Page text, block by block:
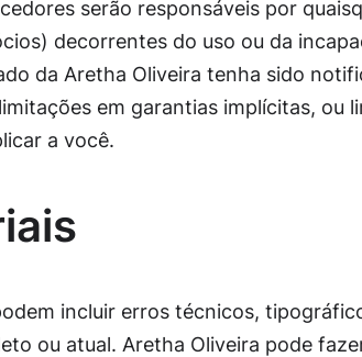
serão responsáveis ​​por
decorrentes do uso ou da
da Aretha Oliveira tenha sido
em garantias implícitas,
a você.
incluir erros técnicos,
ou atual. Aretha Oliveira pode